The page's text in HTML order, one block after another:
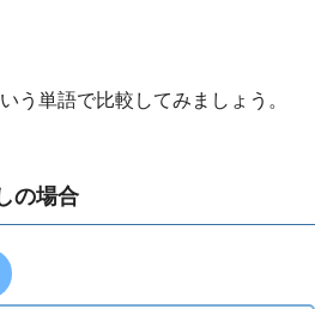
う単語で比較してみましょう。
の場合